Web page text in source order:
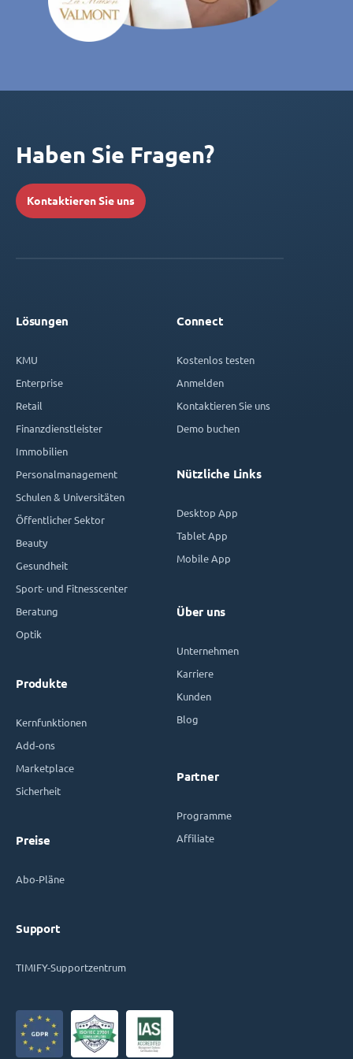
Haben Sie Fragen?
Kontaktieren Sie uns
Lösungen
KMU
Enterprise
Retail
Finanzdienstleister
Immobilien
Personalmanagement
Schulen & Universitäten
Öffentlicher Sektor
Beauty
Gesundheit
Sport- und Fitnesscenter
Beratung
Optik
Produkte
Kernfunktionen
Add-ons
Marketplace
Sicherheit
Preise
Abo-Pläne
Support
TIMIFY-Supportzentrum
Connect
Kostenlos testen
Anmelden
Kontaktieren Sie uns
Demo buchen
Nützliche Links
Desktop App
Tablet App
Mobile App
Über uns
Unternehmen
Karriere
Kunden
Blog
Partner
Programme
Affiliate